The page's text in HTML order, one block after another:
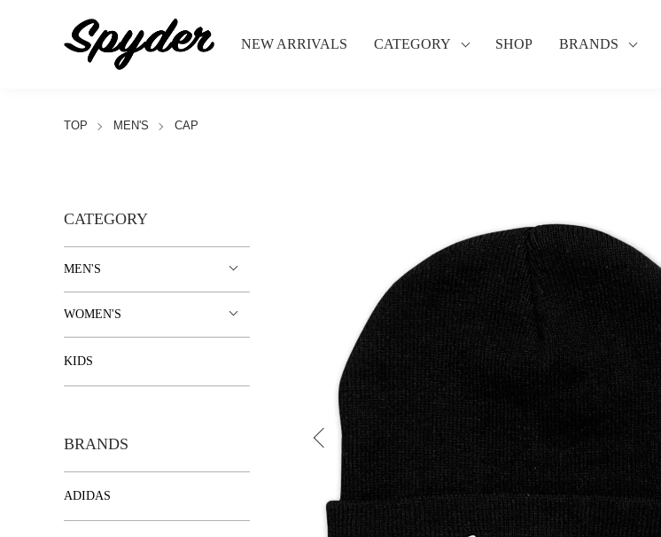
NEW ARRIVALS CATEGORY SHOP BRANDS
TOP MEN'S CAP
CATEGORY
MEN'S
WOMEN'S
KIDS
BRANDS
ADIDAS